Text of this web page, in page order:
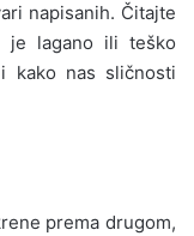
napisanih. Čitajte
je lagano ili teško
kako nas sličnosti
prema drugom,